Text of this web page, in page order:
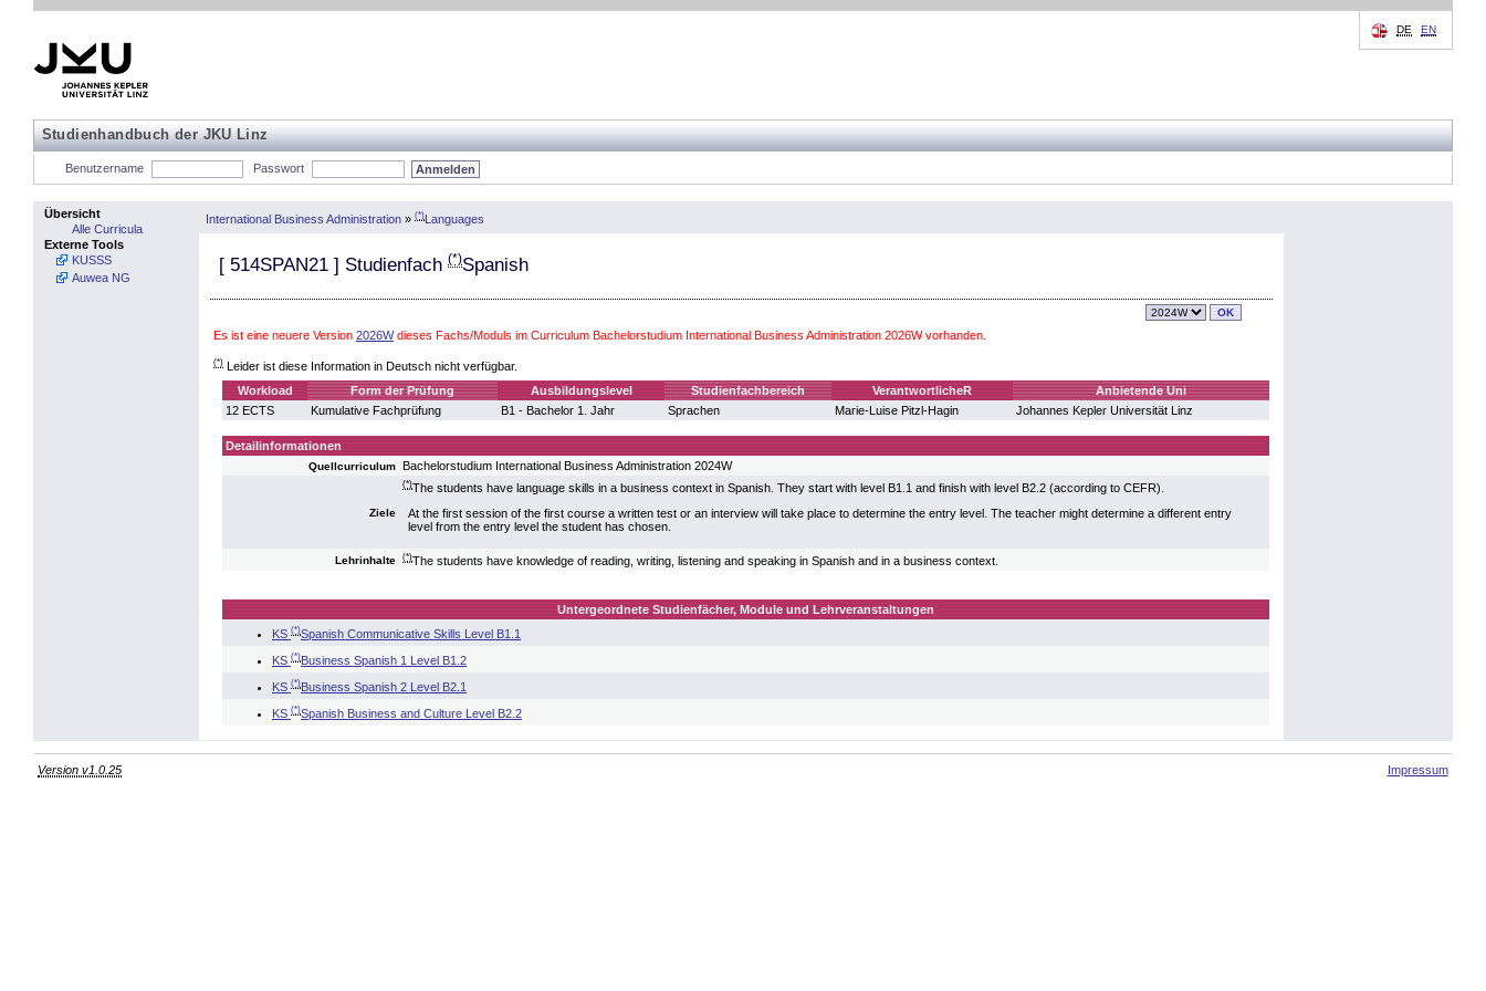
Studienhandbuch der JKU Linz
DE EN
Benutzername Passwort
Übersicht
Alle Curricula
Externe Tools
KUSSS
Auwea NG
International Business Administration » (*)Languages
[ 514SPAN21 ] Studienfach (*)Spanish
Es ist eine neuere Version 2026Wdieses Fachs/Moduls im Curriculum Bachelorstudium International Business Administration 2026W vorhanden.
(*) Leider ist diese Information in Deutsch nicht verfügbar.
Workload
Form der Prüfung Ausbildungslevel Studienfachbereich VerantwortlicheR
Anbietende Uni
12 ECTS
Kumulative Fachprüfung B1 - Bachelor 1. Jahr Sprachen Marie-Luise Pitzl-Hagin Johannes Kepler Universität Linz
Detailinformationen
Quellcurriculum Bachelorstudium International Business Administration 2024W
Ziele
(*)The students have language skills in a business context in Spanish. They start with level B1.1 and finish with level B2.2 (according to CEFR).
At the first session of the first course a written test or an interview will take place to determine the entry level. The teacher might determine a different entry
level from the entry level the student has chosen.
Lehrinhalte (*)The students have knowledge of reading, writing, listening and speaking in Spanish and in a business context.
Untergeordnete Studienfächer, Module und Lehrveranstaltungen
KS (*)Spanish Communicative Skills Level B1.1
KS (*)Business Spanish 1 Level B1.2
KS (*)Business Spanish 2 Level B2.1
KS (*)Spanish Business and Culture Level B2.2
Version v1.0.25 Impressum